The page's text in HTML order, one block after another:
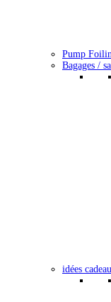
Pump
Bagages /
idées